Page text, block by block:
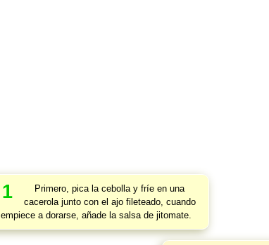
1
Primero, pica la cebolla y fríe en una
cacerola junto con el ajo fileteado, cuando
empiece a dorarse, añade la salsa de jitomate.